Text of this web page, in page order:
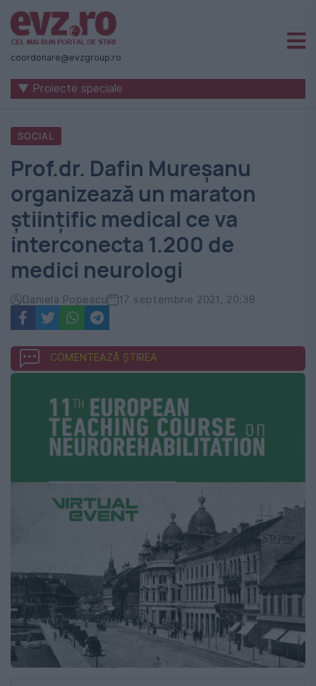
Știri
naționale
internaționale
România
-
Evenimentul
Zilei
coordonare@evzgroup.ro
▼ Proiecte speciale
SOCIAL
Prof.dr. Dafin Mureșanu
organizează un maraton
științific medical ce va
interconecta 1.200 de
medici neurologi
Daniela Popescu 17 septembrie 2021, 20:38
COMENTEAZĂ ȘTIREA